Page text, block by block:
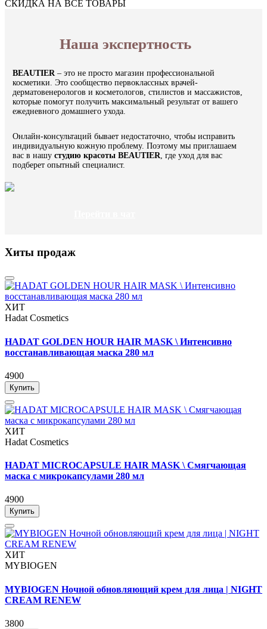
СКИДКА НА ВСЕ ТОВАРЫ
Наша экспертность
BEAUTIER – это не просто магазин профессиональной
косметики. Это сообщество первоклассных врачей-
дерматовенерологов и косметологов, стилистов и массажистов,
которые помогут получить максимальный результат от вашего
ежедневного домашнего ухода.
Онлайн-консультаций бывает недостаточно, чтобы исправить
индивидуальную кожную проблему. Поэтому мы приглашаем
вас в нашу студию красоты BEAUTIER , где уход для вас
подберет опытный специалист.
Хиты продаж
ХИТ
Hadat Cosmetics
HADAT GOLDEN HOUR HAIR MASK \ Интенсивно
восстанавливающая маска 280 мл
4900
Купить
ХИТ
Hadat Cosmetics
HADAT MICROCAPSULE HAIR MASK \ Смягчающая
маска с микрокапсулами 280 мл
4900
Купить
ХИТ
MYBIOGEN
MYBIOGEN Ночной обновляющий крем для лица | NIGHT
CREAM RENEW
3800